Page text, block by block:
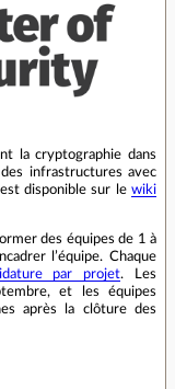
la cryptographie dans
infrastructures avec
disponible sur lewiki
des équipes de 1 à
l’équipe. Chaque
par projet. Les
et les équipes
après la clôture des